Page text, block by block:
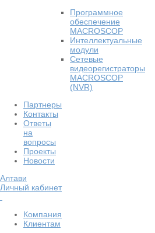
Программное
обеспечение
MACROSCOP
Интеллектуальные
модули
Сетевые
видеорегистраторы
MACROSCOP
(NVR)
Партнеры
Контакты
Ответы
на
вопросы
Проекты
Новости
Алтави
Личный кабинет
Компания
Клиентам